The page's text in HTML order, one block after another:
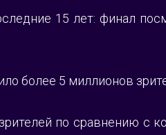
15 лет: финал
более 5 миллионов
по сравнению с